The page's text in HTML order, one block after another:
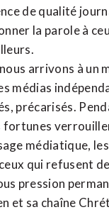
de qualité
la parole à
arrivons à un
médias
précarisés.
fortunes
médiatique,
qui refusent
pression
et sa chaîne